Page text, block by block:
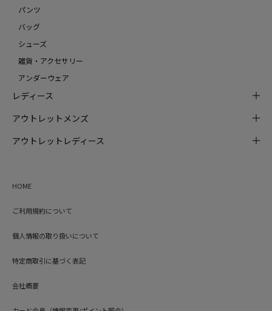
パンツ
バッグ
シューズ
雑貨・アクセサリー
アンダーウェア
レディース
アウトレットメンズ
アウトレットレディース
HOME
ご利用規約について
個人情報の取り扱いについて
特定商取引に基づく表記
会社概要